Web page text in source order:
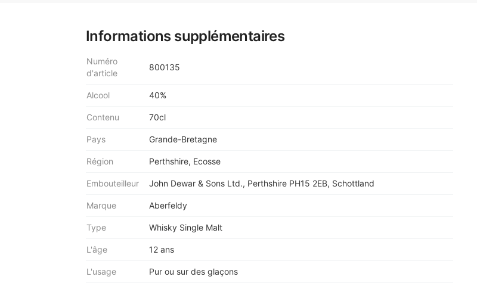
Informations supplémentaires
Numéro
d'article
800135
Alcool 40%
Contenu 70cl
Pays Grande-Bretagne
Région Perthshire, Ecosse
Embouteilleur John Dewar & Sons Ltd., Perthshire PH15 2EB, Schottland
Marque Aberfeldy
Type Whisky Single Malt
L'âge 12 ans
L'usage Pur ou sur des glaçons